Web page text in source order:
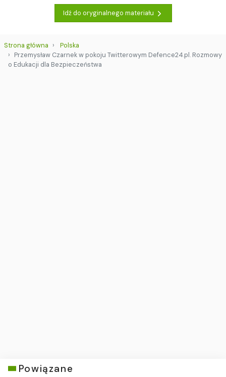
Idź do oryginalnego materiału
Strona główna
Polska
Przemysław Czarnek w pokoju Twitterowym Defence24.pl. Rozmowy
o Edukacji dla Bezpieczeństwa
Powiązane